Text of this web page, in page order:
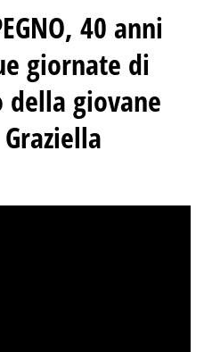
40 anni
giornate di
giovane